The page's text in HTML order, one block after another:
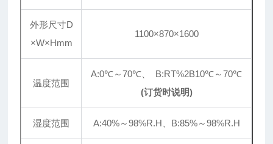
外形尺寸D
×W×Hmm
1100×870×1600
温度范围
A:0℃～70℃、 B:RT%2B10℃～70℃
(订货时说明)
湿度范围 A:40%～98%R.H、B:85%～98%R.H